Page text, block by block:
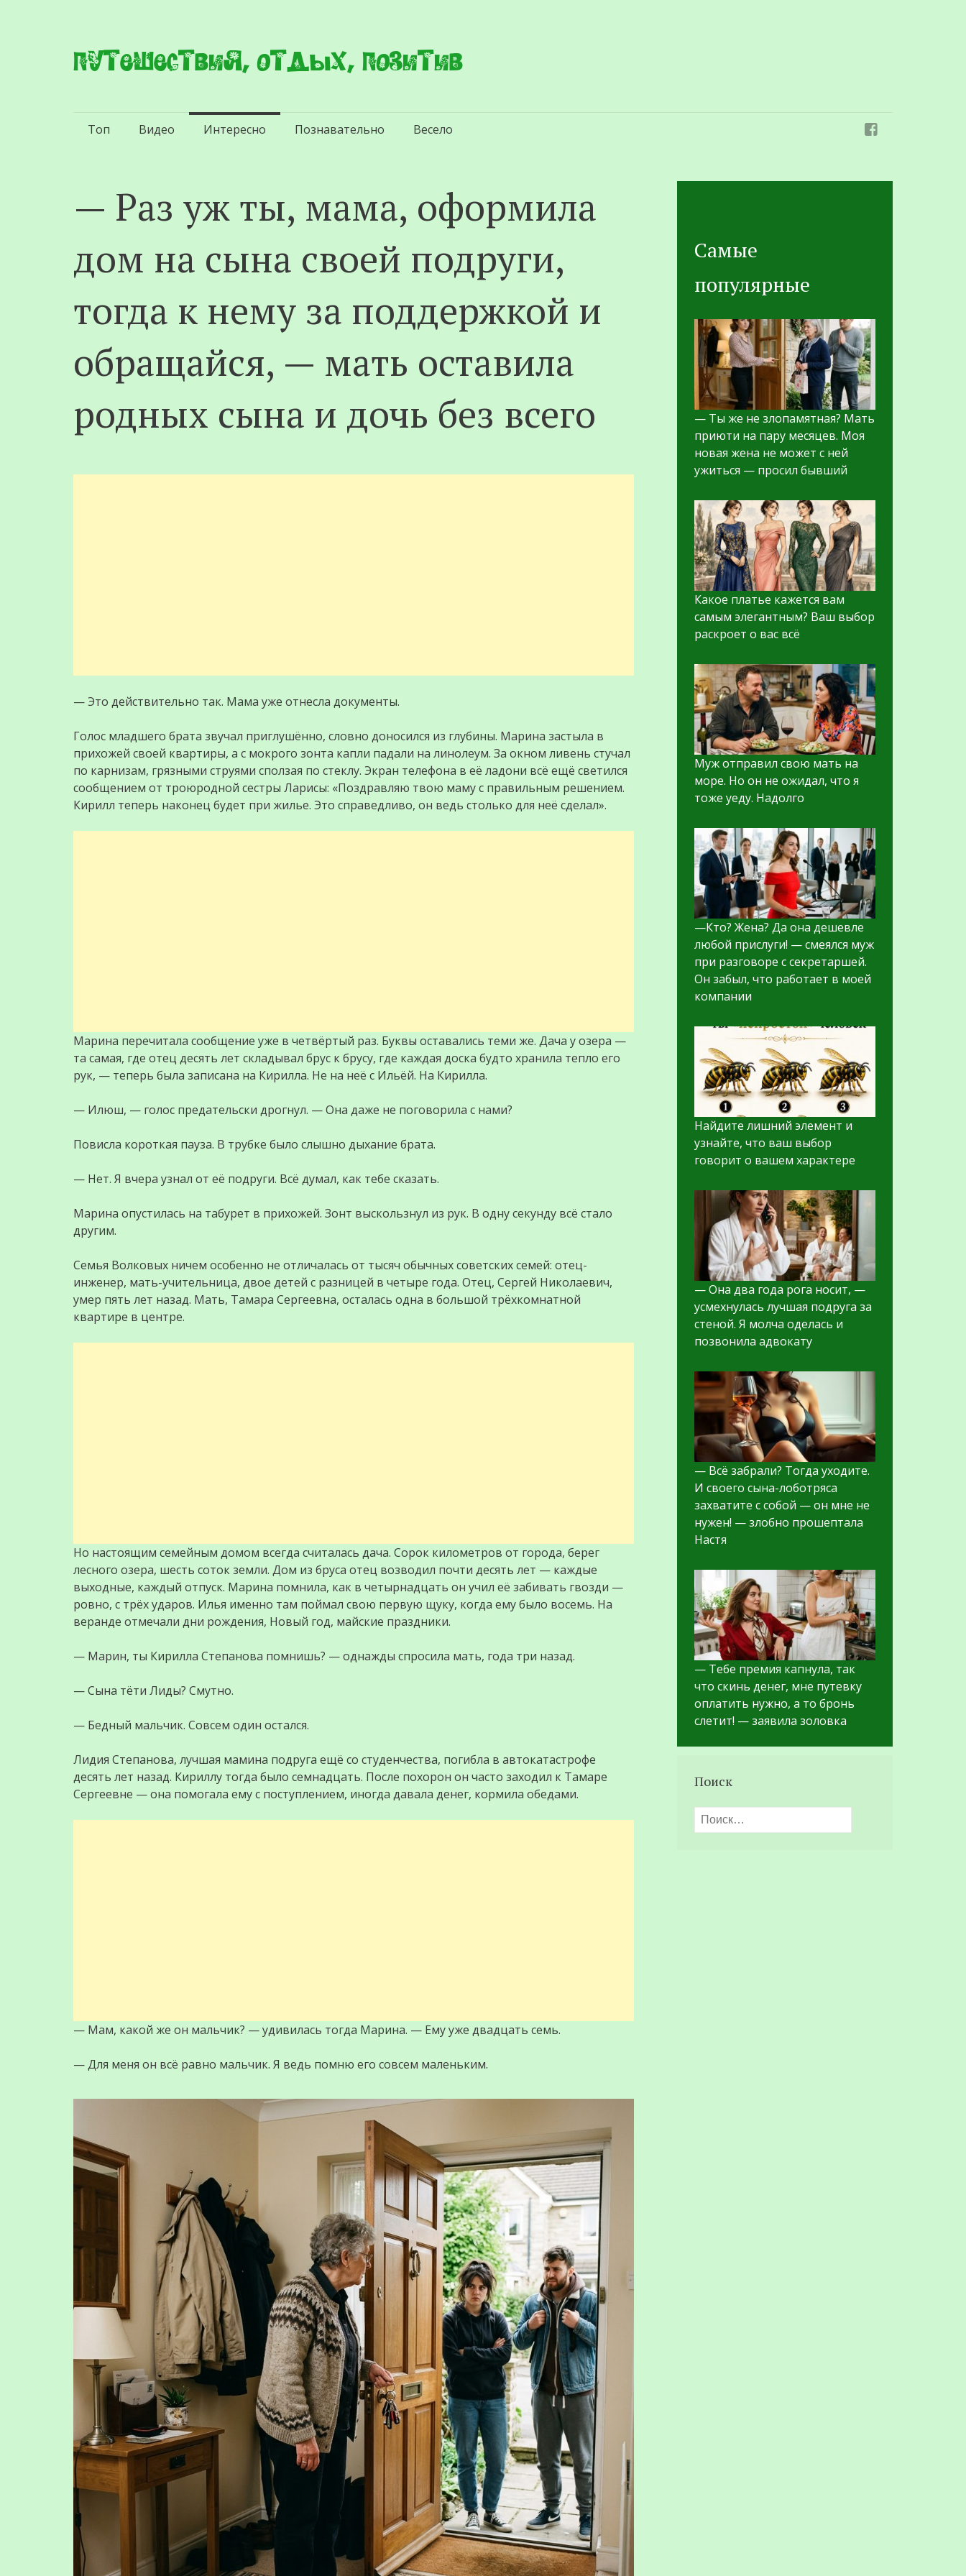
Путешествия, отдых, позитив
Перейти
Топ Видео Интересно Познавательно Весело
— Раз уж ты, мама, оформила
дом на сына своей подруги,
тогда к нему за поддержкой и
обращайся, — мать оставила
родных сына и дочь без всего
— Это действительно так. Мама уже отнесла документы.
Голос младшего брата звучал приглушённо, словно доносился из глубины. Марина застыла в
прихожей своей квартиры, а с мокрого зонта капли падали на линолеум. За окном ливень стучал
по карнизам, грязными струями сползая по стеклу. Экран телефона в её ладони всё ещё светился
сообщением от троюродной сестры Ларисы: «Поздравляю твою маму с правильным решением.
Кирилл теперь наконец будет при жилье. Это справедливо, он ведь столько для неё сделал».
Марина перечитала сообщение уже в четвёртый раз. Буквы оставались теми же. Дача у озера —
та самая, где отец десять лет складывал брус к брусу, где каждая доска будто хранила тепло его
рук, — теперь была записана на Кирилла. Не на неё с Ильёй. На Кирилла.
— Илюш, — голос предательски дрогнул. — Она даже не поговорила с нами?
Повисла короткая пауза. В трубке было слышно дыхание брата.
— Нет. Я вчера узнал от её подруги. Всё думал, как тебе сказать.
Марина опустилась на табурет в прихожей. Зонт выскользнул из рук. В одну секунду всё стало
другим.
Семья Волковых ничем особенно не отличалась от тысяч обычных советских семей: отец-
инженер, мать-учительница, двое детей с разницей в четыре года. Отец, Сергей Николаевич,
умер пять лет назад. Мать, Тамара Сергеевна, осталась одна в большой трёхкомнатной
квартире в центре.
Но настоящим семейным домом всегда считалась дача. Сорок километров от города, берег
лесного озера, шесть соток земли. Дом из бруса отец возводил почти десять лет — каждые
выходные, каждый отпуск. Марина помнила, как в четырнадцать он учил её забивать гвозди —
ровно, с трёх ударов. Илья именно там поймал свою первую щуку, когда ему было восемь. На
веранде отмечали дни рождения, Новый год, майские праздники.
— Марин, ты Кирилла Степанова помнишь? — однажды спросила мать, года три назад.
— Сына тёти Лиды? Смутно.
— Бедный мальчик. Совсем один остался.
Лидия Степанова, лучшая мамина подруга ещё со студенчества, погибла в автокатастрофе
десять лет назад. Кириллу тогда было семнадцать. После похорон он часто заходил к Тамаре
Сергеевне — она помогала ему с поступлением, иногда давала денег, кормила обедами.
— Мам, какой же он мальчик? — удивилась тогда Марина. — Ему уже двадцать семь.
— Для меня он всё равно мальчик. Я ведь помню его совсем маленьким.
Самые
популярные
— Ты же не злопамятная? Мать
приюти на пару месяцев. Моя
новая жена не может с ней
ужиться — просил бывший
Какое платье кажется вам
самым элегантным? Ваш выбор
раскроет о вас всё
Муж отправил свою мать на
море. Но он не ожидал, что я
тоже уеду. Надолго
—Кто? Жена? Да она дешевле
любой прислуги! — смеялся муж
при разговоре с секретаршей.
Он забыл, что работает в моей
компании
Найдите лишний элемент и
узнайте, что ваш выбор
говорит о вашем характере
— Она два года рога носит, —
усмехнулась лучшая подруга за
стеной. Я молча оделась и
позвонила адвокату
— Всё забрали? Тогда уходите.
И своего сына-лоботряса
захватите с собой — он мне не
нужен! — злобно прошептала
Настя
— Тебе премия капнула, так
что скинь денег, мне путевку
оплатить нужно, а то бронь
слетит! — заявила золовка
Поиск
Найти: